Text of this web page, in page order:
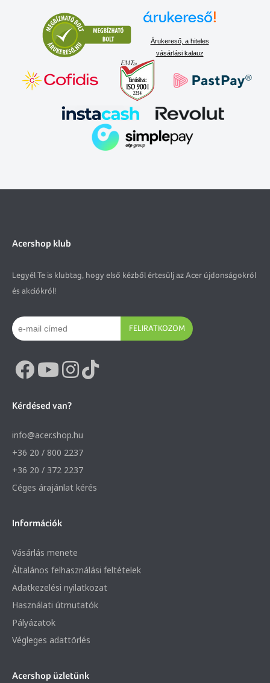
Árukereső, a hiteles
vásárlási kalauz
Acershop klub
Legyél Te is klubtag, hogy első kézből értesülj az Acer újdonságokról
és akciókról!
FELIRATKOZOM
Kérdésed van?
info@acer.shop.hu
+36 20 / 800 2237
+36 20 / 372 2237
Céges árajánlat kérés
Információk
Vásárlás menete
Általános felhasználási feltételek
Adatkezelési nyilatkozat
Használati útmutatók
Pályázatok
Végleges adattörlés
Acershop üzletünk